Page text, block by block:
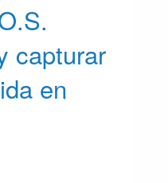
capturar
en